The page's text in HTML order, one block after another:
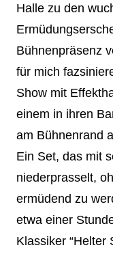
Halle zu den
Bühnenpräsenz
für mich
Show mit
einem in ihren
am Bühnenrand
Ein Set, das mit
niederprasselt,
ermüdend zu
etwa einer
Klassiker “Helter